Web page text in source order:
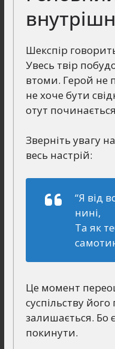
Шекспір
Увесь твір
втоми. Герой не
не хоче бути
отут
Зверніть увагу
весь настрій:
“Я від
нині,
Та як
Це момент
суспільству його
залишається. Бо
покинути.